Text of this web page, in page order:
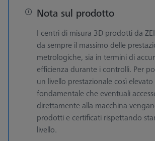
Nota sul prodotto
I centri di misura 3D prodotti da
da sempre il massimo delle
metrologiche, sia in termini di
efficienza durante i controlli. Per
un livello prestazionale così elevato
fondamentale che eventuali
direttamente alla macchina
prodotti e certificati rispettando
livello.